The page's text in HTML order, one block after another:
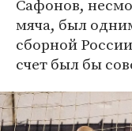
Сафонов,
мяча, был
сборной
счет был бы